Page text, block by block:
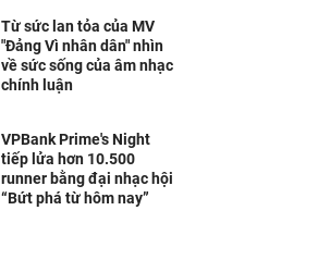
Từ sức lan tỏa của MV
"Đảng Vì nhân dân" nhìn
về sức sống của âm nhạc
chính luận
VPBank Prime's Night
tiếp lửa hơn 10.500
runner bằng đại nhạc hội
“Bứt phá từ hôm nay”